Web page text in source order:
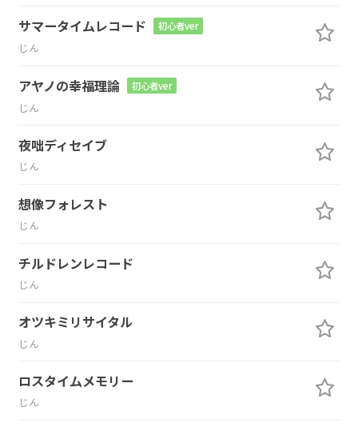
サマータイムレコード 初心者ver
じん
アヤノの幸福理論 初心者ver
じん
夜咄ディセイブ
じん
想像フォレスト
じん
チルドレンレコード
じん
オツキミリサイタル
じん
ロスタイムメモリー
じん